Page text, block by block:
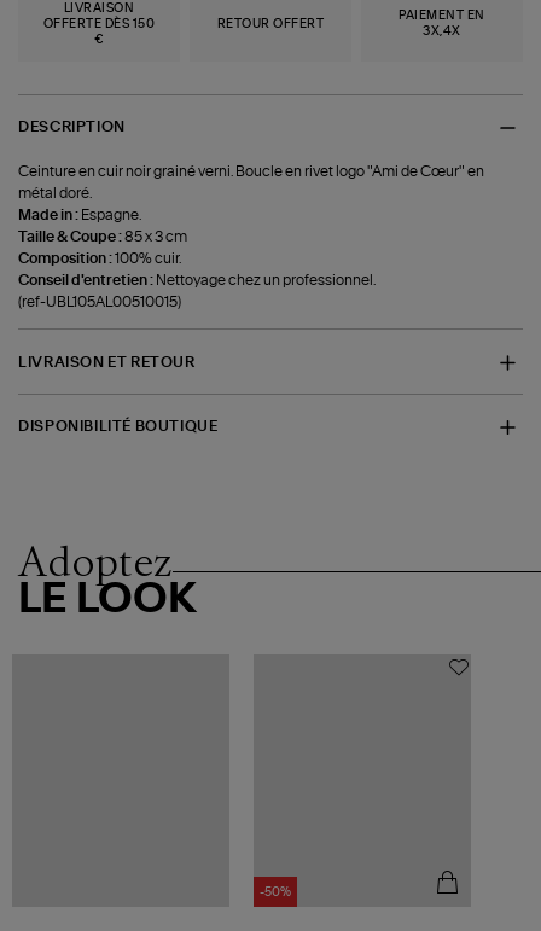
LIVRAISON
OFFERTE DÈS 150
€
RETOUR OFFERT
PAIEMENT EN
3X,4X
DESCRIPTION
Ceinture en cuir noir grainé verni. Boucle en rivet logo "Ami de Cœur" en
métal doré.
Made in : Espagne.
Taille & Coupe :85 x 3 cm
Composition :100% cuir.
Conseil d'entretien : Nettoyage chez un professionnel.
(ref-UBL105AL00510015)
LIVRAISON ET RETOUR
DISPONIBILITÉ BOUTIQUE
Adoptez
LE LOOK
-50%